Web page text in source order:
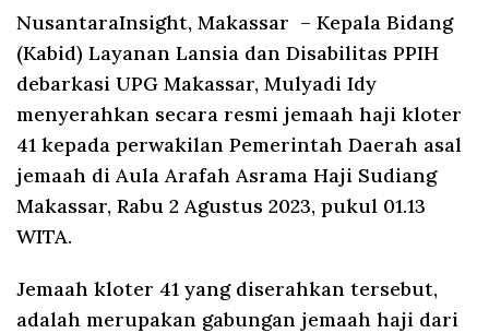
NusantaraInsight, Makassar – Kepala Bidang
(Kabid) Layanan Lansia dan Disabilitas PPIH
debarkasi UPG Makassar, Mulyadi Idy
menyerahkan secara resmi jemaah haji kloter
41 kepada perwakilan Pemerintah Daerah asal
jemaah di Aula Arafah Asrama Haji Sudiang
Makassar, Rabu 2 Agustus 2023, pukul 01.13
WITA.
Jemaah kloter 41 yang diserahkan tersebut,
adalah merupakan gabungan jemaah haji dari